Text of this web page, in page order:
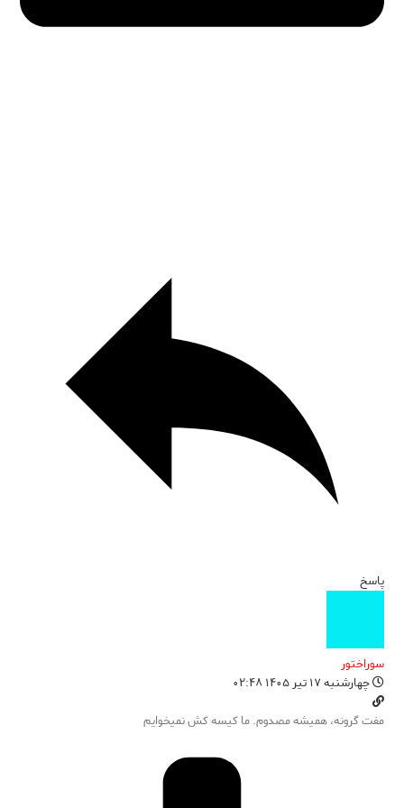
پاسخ
سوراختور
چهارشنبه ۱۷ تیر ۱۴۰۵ ۰۲:۴۸
مفت گرونه، همیشه مصدوم. ما کیسه کش نمیخوایم